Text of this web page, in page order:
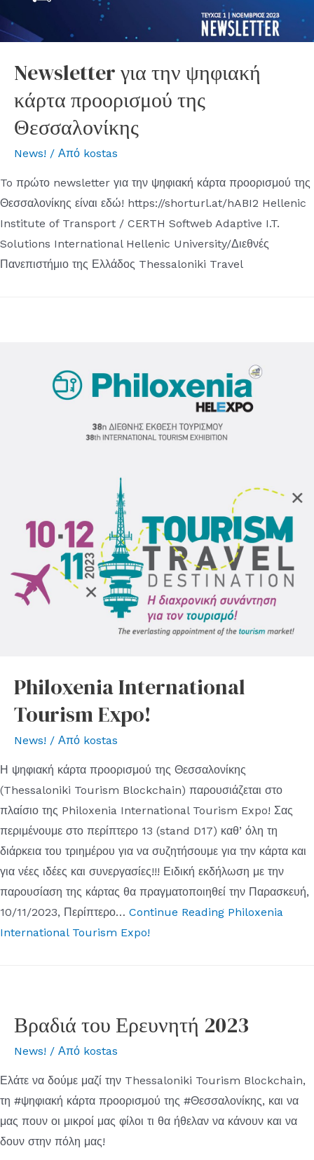
Newsletter για την ψηφιακή
κάρτα προορισμού της
Θεσσαλονίκης
News! / Από kostas
To πρώτο newsletter για την ψηφιακή κάρτα προορισμού της
Θεσσαλονίκης είναι εδώ! https://shorturl.at/hABI2 Hellenic
Institute of Transport / CERTH Softweb Adaptive I.T.
Solutions International Hellenic University/Διεθνές
Πανεπιστήμιο της Ελλάδος Thessaloniki Travel
Philoxenia International
Tourism Expo!
News! / Από kostas
Η ψηφιακή κάρτα προορισμού της Θεσσαλονίκης
(Thessaloniki Tourism Blockchain) παρουσιάζεται στο
πλαίσιο της Philoxenia International Tourism Expo! Σας
περιμένουμε στο περίπτερο 13 (stand D17) καθ’ όλη τη
διάρκεια του τριημέρου για να συζητήσουμε για την κάρτα και
για νέες ιδέες και συνεργασίες!!! Ειδική εκδήλωση με την
παρουσίαση της κάρτας θα πραγματοποιηθεί την Παρασκευή,
10/11/2023, Περίπτερο… Continue Reading Philoxenia
International Tourism Expo!
Βραδιά του Ερευνητή 2023
News! / Από kostas
Ελάτε να δούμε μαζί την Thessaloniki Tourism Blockchain,
τη #ψηφιακή κάρτα προορισμού της #Θεσσαλονίκης, και να
μας πουν οι μικροί μας φίλοι τι θα ήθελαν να κάνουν και να
δουν στην πόλη μας!